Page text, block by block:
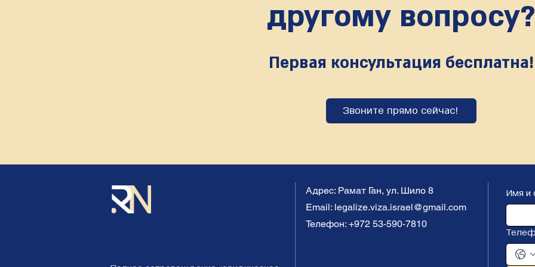
другому вопросу?
Первая консультация бесплатна!
Звоните прямо сейчас!
Адрес: Рамат Ган, ул. Шило 8
Email: legalize.viza.israel@gmail.com
Телефон: ‪+972 53‑590‑7810‬
Имя и